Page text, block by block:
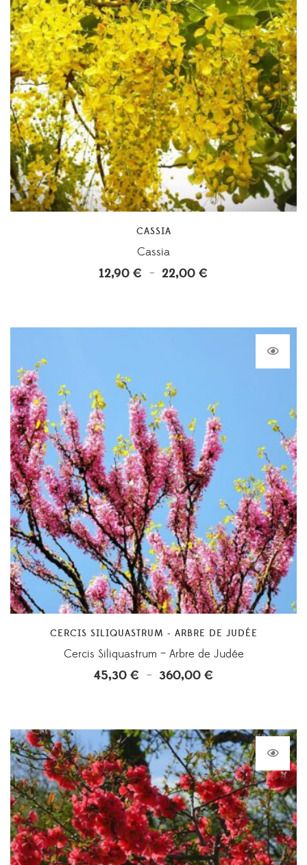
CASSIA
Cassia
12,90 € – 22,00 €
12,90 €
CERCIS SILIQUASTRUM - ARBRE DE JUDÉE
Cercis Siliquastrum – Arbre de Judée
45,30 € – 360,00 €Plage
45,30 €
à
360,00 €